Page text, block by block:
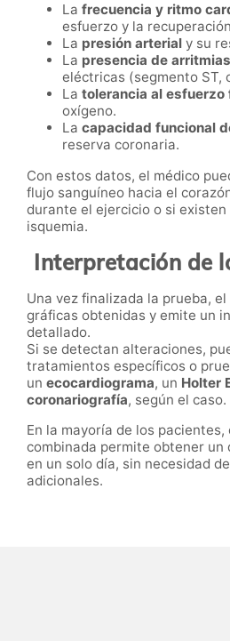
La frecuencia y ritmo
esfuerzo y la
La presión arterial y su
La presencia de arritmias
eléctricas (segmento ST,
La tolerancia al esfuerzo
oxígeno.
La capacidad funcional
reserva coronaria.
Con estos datos, el médico
flujo sanguíneo hacia el
durante el ejercicio o si existen
isquemia.
Interpretación de
Una vez finalizada la prueba,
gráficas obtenidas y emite un
detallado.
Si se detectan alteraciones,
tratamientos específicos o
un ecocardiograma, un Holter
coronariografía, según el caso.
En la mayoría de los
combinada permite obtener
en un solo día, sin necesidad
adicionales.